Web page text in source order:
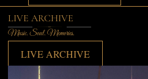
LIVE ARCHIVE
Music. Soul. Memories.
LIVE ARCHIVE